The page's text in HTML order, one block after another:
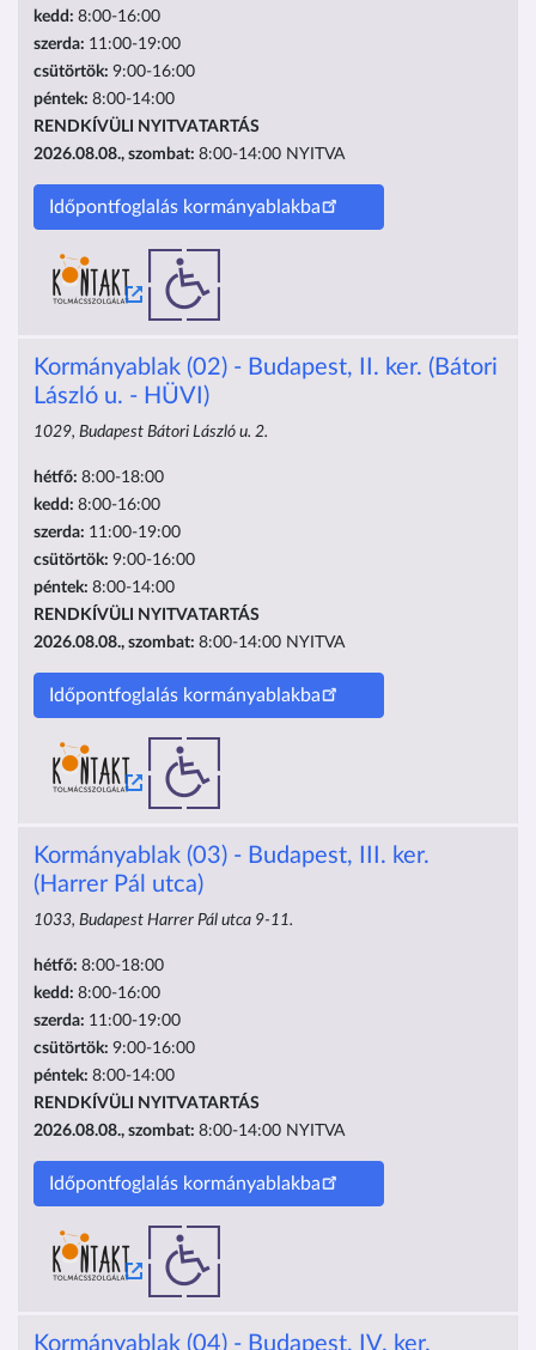
kedd: 8:00-16:00
szerda: 11:00-19:00
csütörtök: 9:00-16:00
péntek: 8:00-14:00
RENDKÍVÜLI NYITVATARTÁS
2026.08.08., szombat: 8:00-14:00 NYITVA
Időpontfoglalás kormányablakba
Kormányablak (02) - Budapest, II. ker. (Bátori
László u. - HÜVI)
1029, Budapest Bátori László u. 2.
hétfő: 8:00-18:00
kedd: 8:00-16:00
szerda: 11:00-19:00
csütörtök: 9:00-16:00
péntek: 8:00-14:00
RENDKÍVÜLI NYITVATARTÁS
2026.08.08., szombat: 8:00-14:00 NYITVA
Időpontfoglalás kormányablakba
Kormányablak (03) - Budapest, III. ker.
(Harrer Pál utca)
1033, Budapest Harrer Pál utca 9-11.
hétfő: 8:00-18:00
kedd: 8:00-16:00
szerda: 11:00-19:00
csütörtök: 9:00-16:00
péntek: 8:00-14:00
RENDKÍVÜLI NYITVATARTÁS
2026.08.08., szombat: 8:00-14:00 NYITVA
Időpontfoglalás kormányablakba
Kormányablak (04) - Budapest, IV. ker.